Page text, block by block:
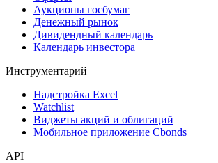
Календарь событий
Дефолты
Размещения
Оферты
Аукционы госбумаг
Денежный рынок
Календарь инвестора
Инструментарий
Надстройка Excel